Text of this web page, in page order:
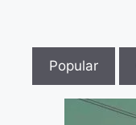
Popular